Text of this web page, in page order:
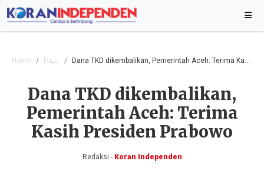
Home Daerah Dana TKD dikembalikan, Pemerintah Aceh: Terima Kasih Presiden Prabowo
Dana TKD dikembalikan,
Pemerintah Aceh: Terima
Kasih Presiden Prabowo
Redaksi -Koran Independen